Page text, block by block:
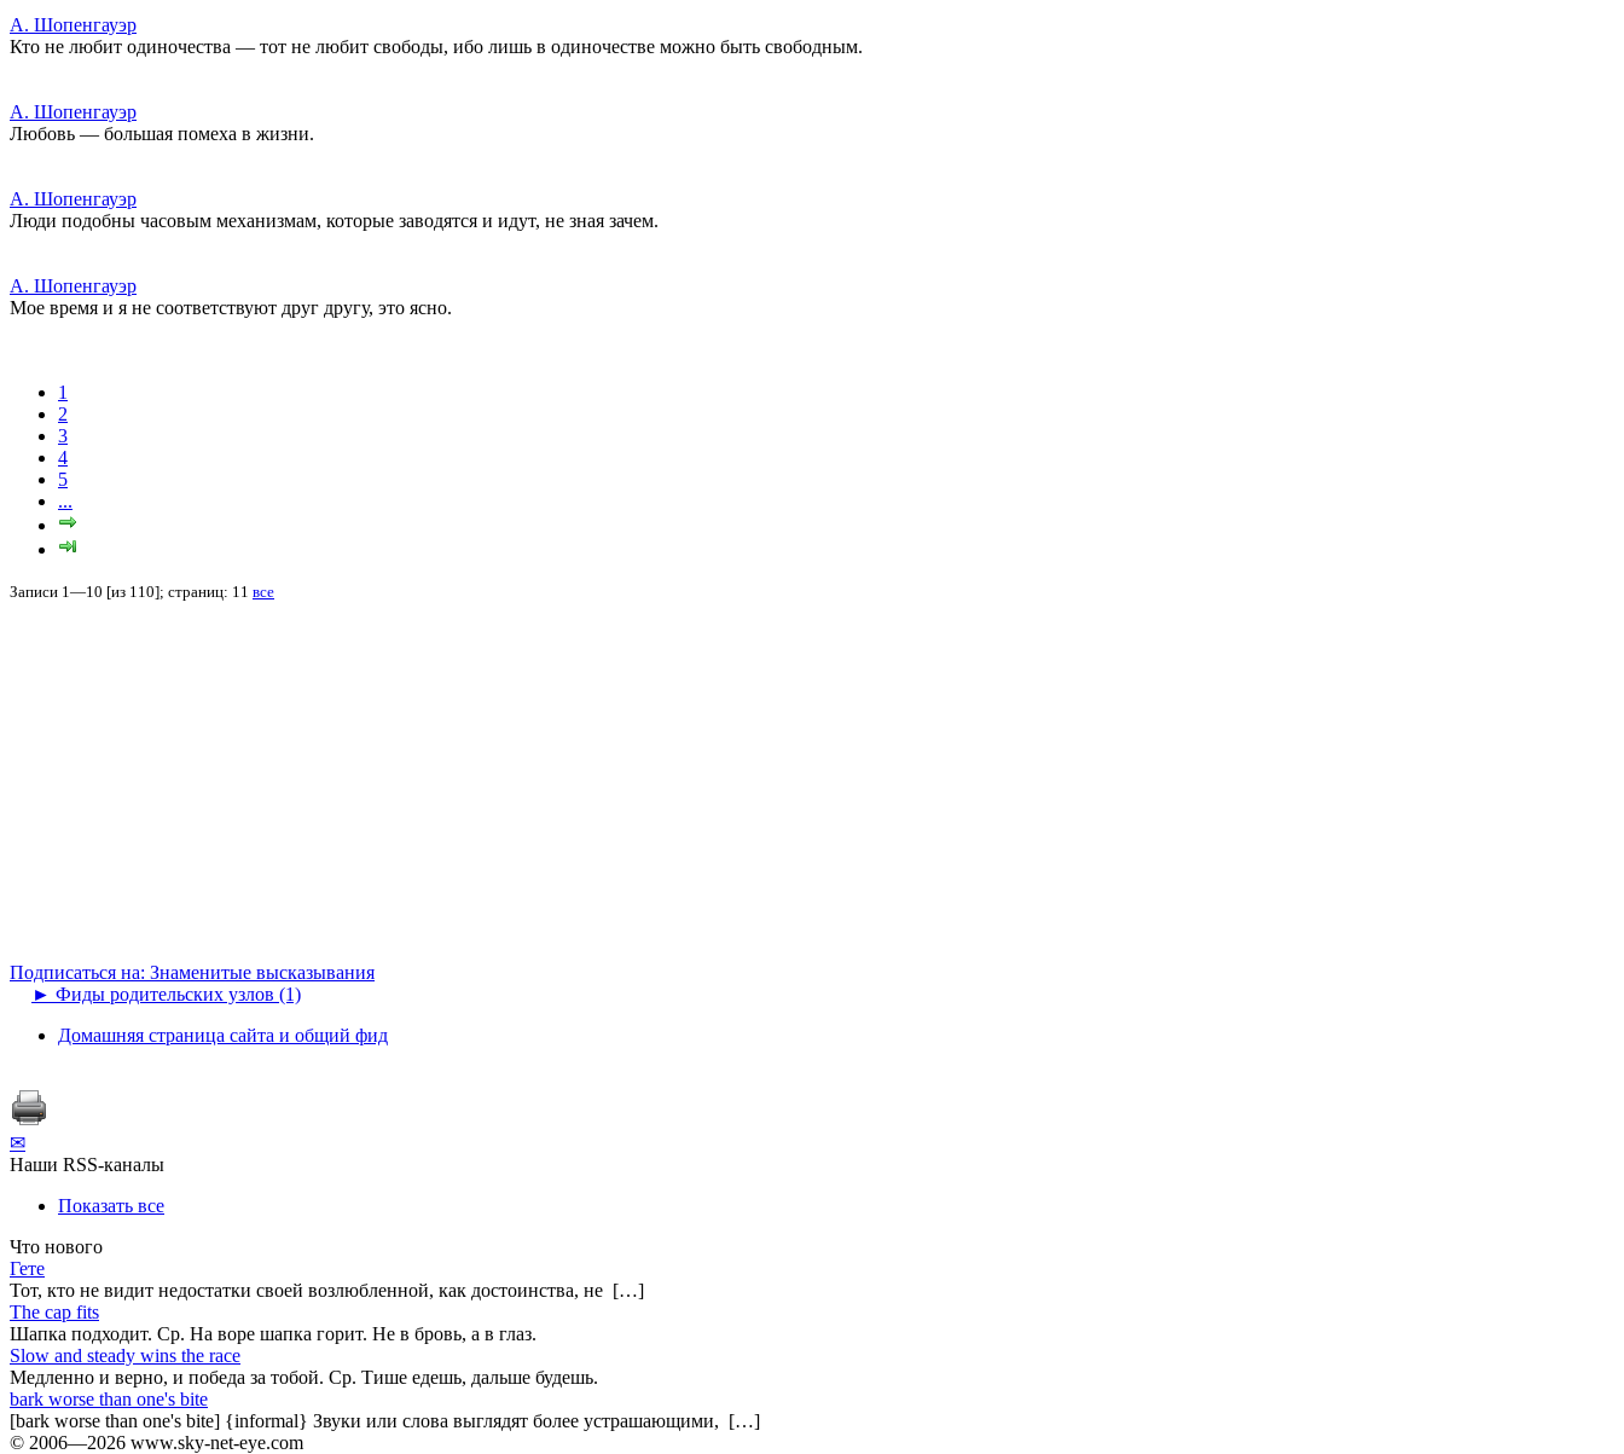
А. Шопенгауэр
Кто не любит одиночества — тот не любит свободы, ибо лишь в одиночестве можно быть свободным.
А. Шопенгауэр
Любовь — большая помеха в жизни.
А. Шопенгауэр
Люди подобны часовым механизмам, которые заводятся и идут, не зная зачем.
А. Шопенгауэр
Мое время и я не соответствуют друг другу, это ясно.
1
2
3
4
5
...
Записи 1—10 [из 110]; страниц: 11 все
Подписаться на: Знаменитые высказывания
► Фиды родительских узлов (1)
Домашняя страница сайта и общий фид
✉
Наши RSS-каналы
Показать все
Что нового
Гете
Тот, кто не видит недостатки своей возлюбленной, как достоинства, не […]
The cap fits
Шапка подходит. Ср. На воре шапка горит. Не в бровь, а в глаз.
Slow and steady wins the race
Медленно и верно, и победа за тобой. Ср. Тише едешь, дальше будешь.
bark worse than one's bite
[bark worse than one's bite] {informal} Звуки или слова выглядят более устрашающими, […]
© 2006—2026 www.sky-net-eye.com